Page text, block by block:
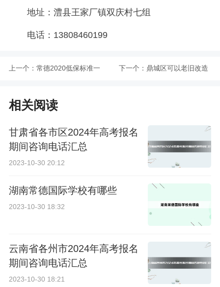
地址：澧县王家厂镇双庆村七组
电话：13808460199
上一个： 常德2020低保标准一 下一个： 鼎城区可以老旧改造
相关阅读
甘肃省各市区2024年高考报名
期间咨询电话汇总
2023-10-30 20:12
湖南常德国际学校有哪些
2023-10-30 18:32
云南省各州市2024年高考报名
期间咨询电话汇总
2023-10-30 18:21